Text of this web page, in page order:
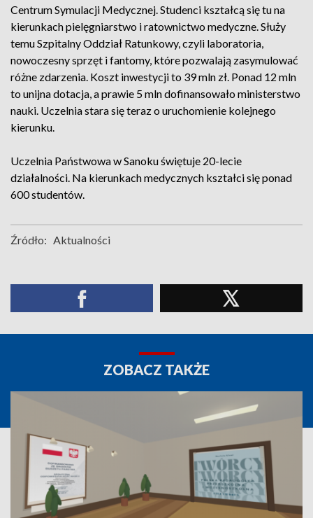
Centrum Symulacji Medycznej. Studenci kształcą się tu na
kierunkach pielęgniarstwo i ratownictwo medyczne. Służy
temu Szpitalny Oddział Ratunkowy, czyli laboratoria,
nowoczesny sprzęt i fantomy, które pozwalają zasymulować
różne zdarzenia. Koszt inwestycji to 39 mln zł. Ponad 12 mln
to unijna dotacja, a prawie 5 mln dofinansowało ministerstwo
nauki. Uczelnia stara się teraz o uruchomienie kolejnego
kierunku.
Uczelnia Państwowa w Sanoku świętuje 20-lecie
działalności. Na kierunkach medycznych kształci się ponad
600 studentów.
Źródło: Aktualności
ZOBACZ TAKŻE